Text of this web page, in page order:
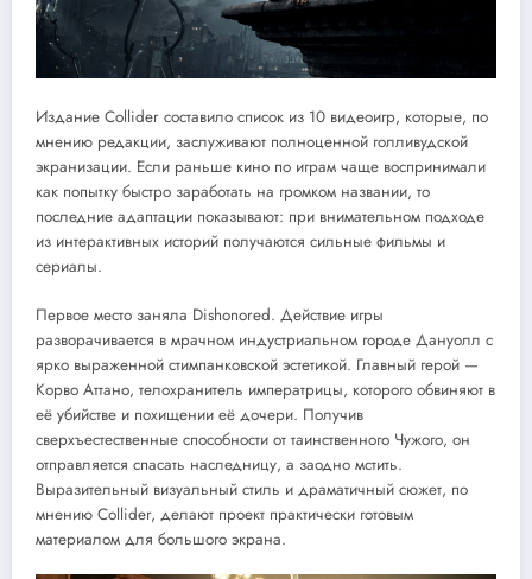
Издание Collider составило список из 10 видеоигр, которые, по
мнению редакции, заслуживают полноценной голливудской
экранизации. Если раньше кино по играм чаще воспринимали
как попытку быстро заработать на громком названии, то
последние адаптации показывают: при внимательном подходе
из интерактивных историй получаются сильные фильмы и
сериалы.
Первое место заняла Dishonored. Действие игры
разворачивается в мрачном индустриальном городе Дануолл с
ярко выраженной стимпанковской эстетикой. Главный герой —
Корво Аттано, телохранитель императрицы, которого обвиняют в
её убийстве и похищении её дочери. Получив
сверхъестественные способности от таинственного Чужого, он
отправляется спасать наследницу, а заодно мстить.
Выразительный визуальный стиль и драматичный сюжет, по
мнению Collider, делают проект практически готовым
материалом для большого экрана.